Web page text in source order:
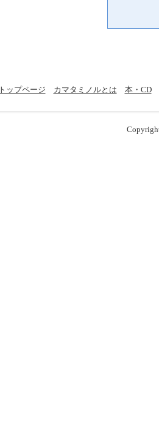
トップページ カマタミノルとは 本・CD